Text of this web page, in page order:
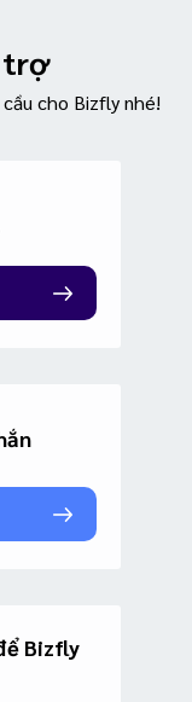
trợ
cho Bizfly nhé!
Bizfly